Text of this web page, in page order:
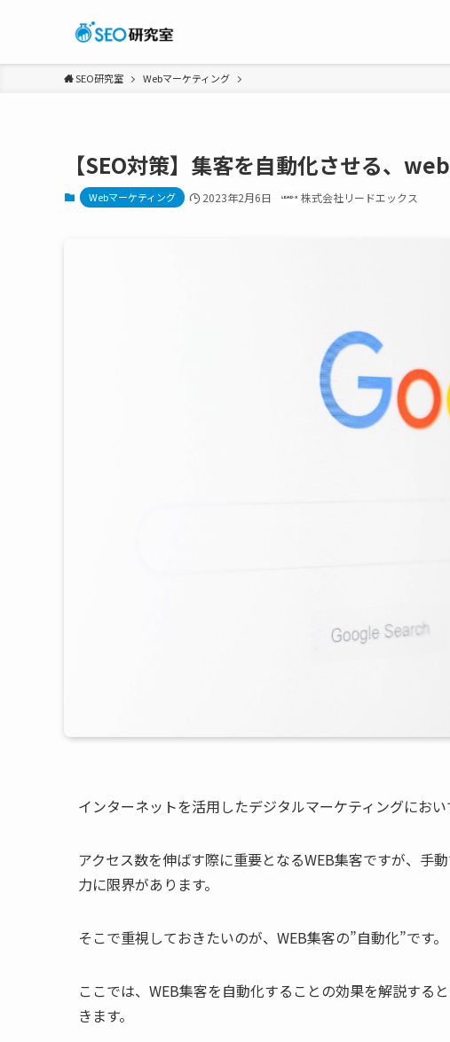
SEO研究室 Webマーケティング
【SEO対策】集客を自動化させる、
Webマーケティング 2023年2月6日 株式会社リードエックス
インターネットを活用したデジタルマーケティングにお
アクセス数を伸ばす際に重要となるWEB集客ですが、手
力に限界があります。
そこで重視しておきたいのが、WEB集客の”自動化”です。
ここでは、WEB集客を自動化することの効果を解説する
きます。